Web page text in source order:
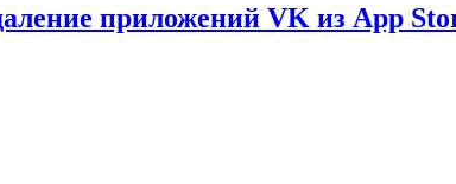
приложений VK из App